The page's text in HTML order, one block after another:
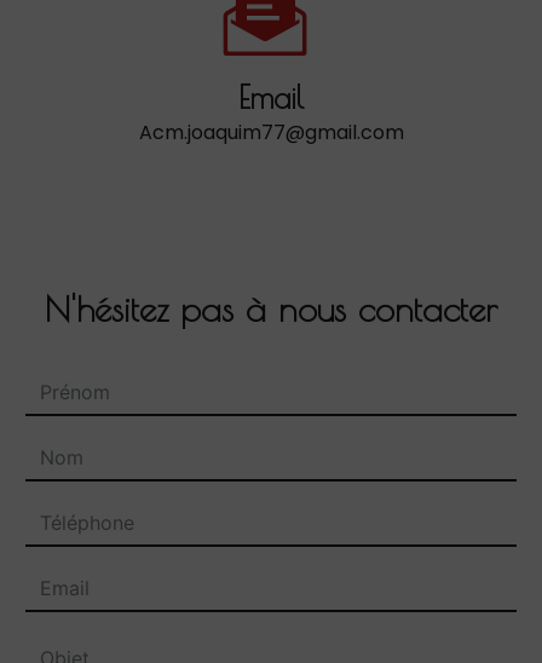
Email
acm.joaquim77@gmail.com
N'hésitez pas à nous contacter